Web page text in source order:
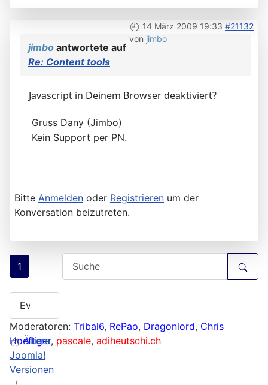
14 März 2009 19:33 #21132
von jimbo
jimbo antwortete auf
Re: Content tools
Javascript in Deinem Browser deaktiviert?
Gruss Dany (Jimbo)
Kein Support per PN.
Bitte Anmelden oder Registrieren um der
Konversation beizutreten.
1
Moderatoren: Tribal6, RePao, Dragonlord, Chris
Hoefliger, pascale, adiheutschi.ch
Ältere
Joomla!
Versionen